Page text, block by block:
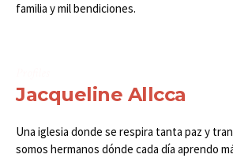
familia y mil bendiciones.
Jacqueline Allcca
Una iglesia donde se respira tanta paz y
somos hermanos dónde cada día aprendo